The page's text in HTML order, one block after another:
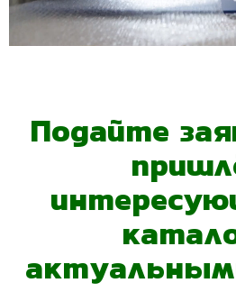
Подайте